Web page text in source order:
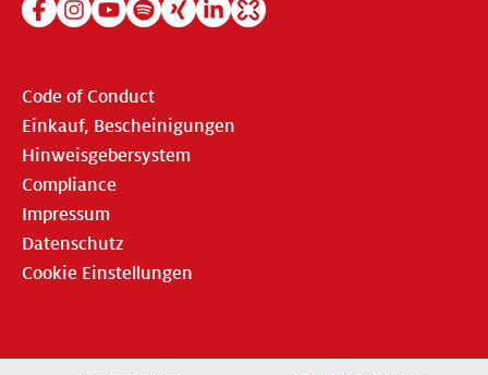
Code of Conduct
Einkauf, Bescheinigungen
Hinweisgebersystem
Compliance
Impressum
Datenschutz
Cookie Einstellungen